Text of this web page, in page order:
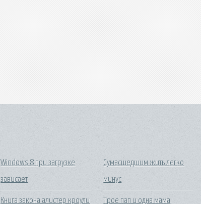
Windows 8 при загрузке
зависает
Книга закона алистер кроули
Сумасшедшим жить легко
минус
Трое пап и одна мама